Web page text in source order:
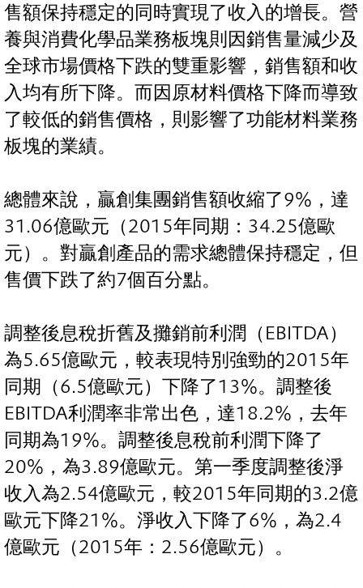
售額保持穩定的同時實現了收入的增長。營
養與消費化學品業務板塊則因銷售量減少及
全球市場價格下跌的雙重影響，銷售額和收
入均有所下降。而因原材料價格下降而導致
了較低的銷售價格，則影響了功能材料業務
板塊的業績。
總體來說，贏創集團銷售額收縮了9%，達
31.06億歐元（2015年同期：34.25億歐
元）。對贏創產品的需求總體保持穩定，但
售價下跌了約7個百分點。
調整後息稅折舊及攤銷前利潤（EBITDA）
為5.65億歐元，較表現特別強勁的2015年
同期（6.5億歐元）下降了13%。調整後
EBITDA利潤率非常出色，達18.2%，去年
同期為19%。調整後息稅前利潤下降了
20%，為3.89億歐元。第一季度調整後淨
收入為2.54億歐元，較2015年同期的3.2億
歐元下降21%。淨收入下降了6%，為2.4
億歐元（2015年：2.56億歐元）。